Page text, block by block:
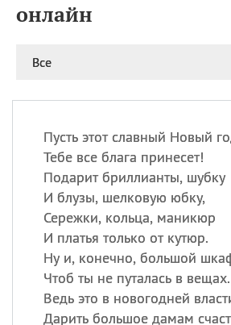
онлайн
Все
Пусть этот славный Новый
Тебе все блага принесет!
Подарит бриллианты, шубку
И блузы, шелковую юбку,
Сережки, кольца, маникюр
И платья только от кутюр.
Ну и, конечно, большой
Чтоб ты не путалась в вещах.
Ведь это в новогодней
Дарить большое дамам
09.08
ИМЕНА
Сегодня